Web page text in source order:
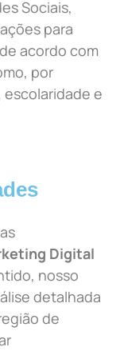
Sociais,
para
acordo com
por
escolaridade e
Digital
nosso
detalhada
de